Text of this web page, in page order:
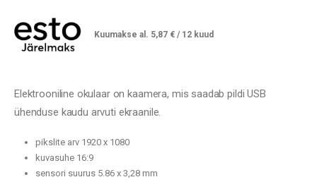
Kuumakse al. 5,87 € / 12 kuud
Elektrooniline okulaar on kaamera, mis saadab pildi USB
ühenduse kaudu arvuti ekraanile.
pikslite arv 1920 x 1080
kuvasuhe 16:9
sensori suurus 5.86 x 3,28 mm